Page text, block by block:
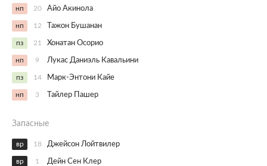
нп 20 Айо Акинола
нп 12 Тажон Бушанан
пз 21 Хонатан Осорио
нп 9 Лукас Даниэль Кавальини
пз 14 Марк-Энтони Кайе
нп 3 Тайлер Пашер
Запасные
вр 18 Джейсон Лойтвилер
вр 1 Дейн Сен Клер